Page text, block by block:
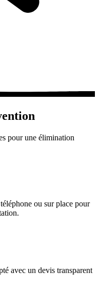
pour une élimination
ou sur place pour
avec un devis transparent